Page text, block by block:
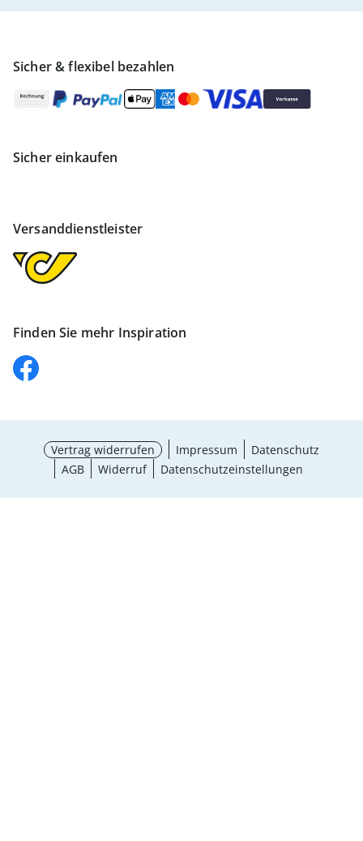
Sicher & flexibel bezahlen
Sicher einkaufen
Versanddienstleister
Finden Sie mehr Inspiration
Vertrag widerrufen Impressum
Datenschutz
AGB
Widerruf Datenschutzeinstellungen